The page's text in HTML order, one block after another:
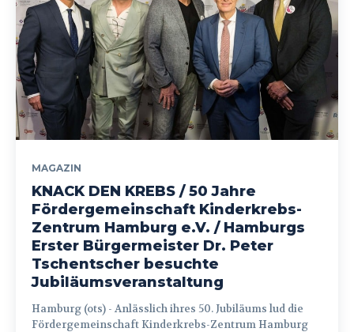
MAGAZIN
KNACK DEN KREBS / 50 Jahre
Fördergemeinschaft Kinderkrebs-
Zentrum Hamburg e.V. / Hamburgs
Erster Bürgermeister Dr. Peter
Tschentscher besuchte
Jubiläumsveranstaltung
Hamburg (ots) - Anlässlich ihres 50. Jubiläums lud die
Fördergemeinschaft Kinderkrebs-Zentrum Hamburg